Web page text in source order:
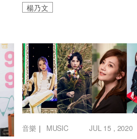
楊乃文
音樂 ｜ MUSIC JUL 15 , 2020